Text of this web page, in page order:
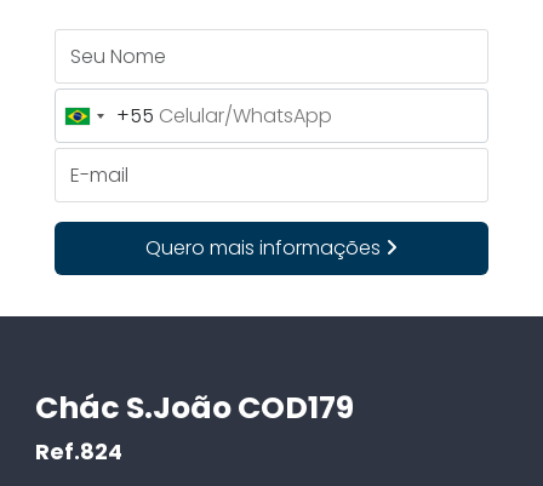
Brazil
+55
+55
Quero mais informações
Chác S.João COD179
Ref.824